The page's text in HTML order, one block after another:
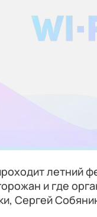
летний
и где
Сергей